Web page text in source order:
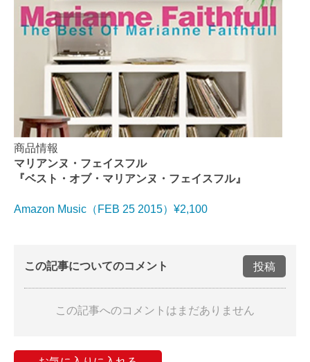
商品情報
マリアンヌ・フェイスフル
『ベスト・オブ・マリアンヌ・フェイスフル』
Amazon Music（FEB 25 2015）¥2,100
この記事についてのコメント 投稿
この記事へのコメントはまだありません